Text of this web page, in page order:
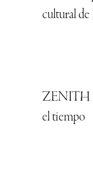
cultural
ZENITH
el tiempo